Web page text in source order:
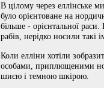
В цілому через еллінське
було орієнтоване на
більше - орієнтальної
рабів, нерідко носили такі
Коли елліни хотіли
особами, приплющеними
шиєю і темною шкірою.